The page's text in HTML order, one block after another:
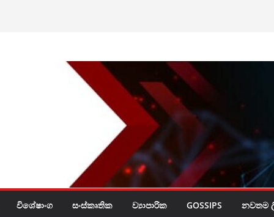
හා ඝාත­න­ව­ලට
විශේෂාංග සංස්කෘතික ව්‍යාපාරික GOSSIPS නවතම